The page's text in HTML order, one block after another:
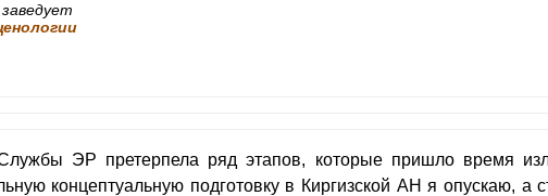
ЭР претерпела ряд этапов, которые пришло время
концептуальную подготовку в Киргизской АН я опускаю, а